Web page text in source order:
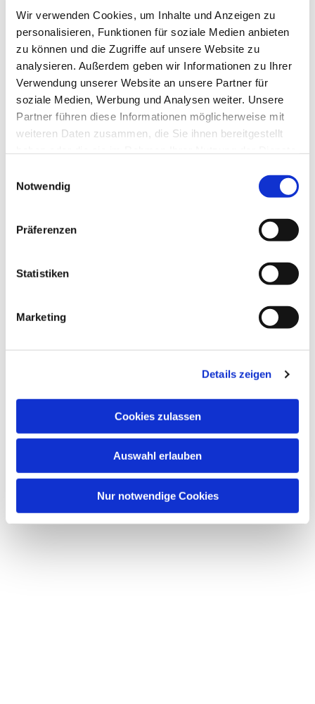
Wir verwenden Cookies, um Inhalte und Anzeigen zu
personalisieren, Funktionen für soziale Medien anbieten
zu können und die Zugriffe auf unsere Website zu
analysieren. Außerdem geben wir Informationen zu Ihrer
Verwendung unserer Website an unsere Partner für
soziale Medien, Werbung und Analysen weiter. Unsere
Partner führen diese Informationen möglicherweise mit
weiteren Daten zusammen, die Sie ihnen bereitgestellt
Notwendig
Präferenzen
Statistiken
Marketing
Details zeigen
Cookies zulassen
Auswahl erlauben
Nur notwendige Cookies
interessieren